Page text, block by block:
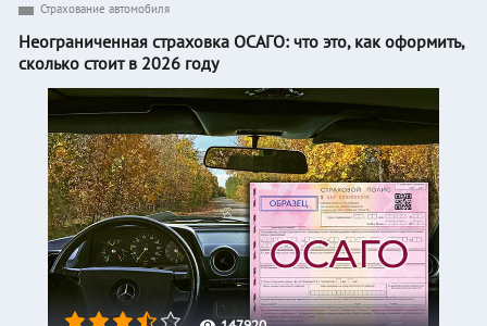
Страхование автомобиля
Неограниченная страховка ОСАГО: что это, как оформить,
сколько стоит в 2026 году